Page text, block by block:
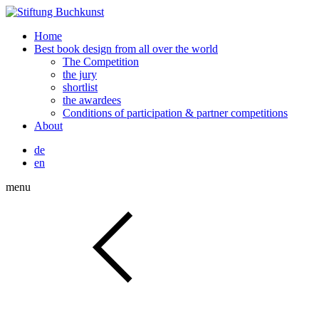
Home
Best book design from all over the world
The Competition
the jury
shortlist
the awardees
Conditions of participation & partner competitions
About
de
en
menu